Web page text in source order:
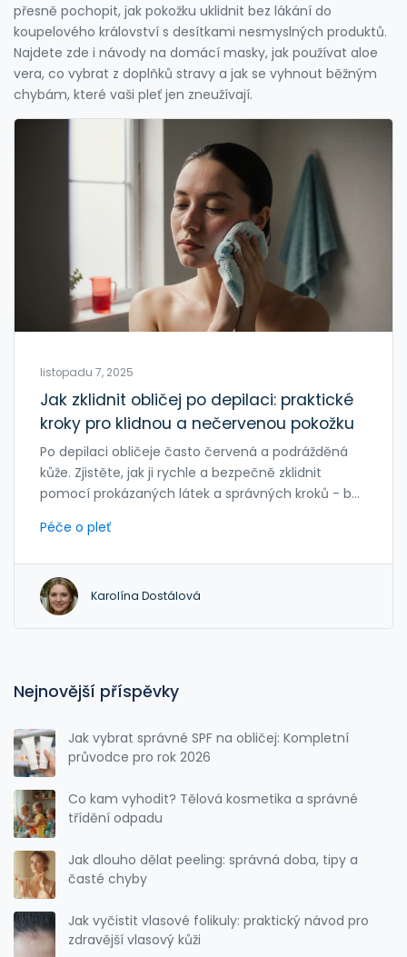
přesně pochopit, jak pokožku uklidnit bez lákání do
koupelového království s desítkami nesmyslných produktů.
Najdete zde i návody na domácí masky, jak používat aloe
vera, co vybrat z doplňků stravy a jak se vyhnout běžným
chybám, které vaši pleť jen zneužívají.
listopadu 7, 2025
Jak zklidnit obličej po depilaci: praktické
kroky pro klidnou a nečervenou pokožku
Po depilaci obličeje často červená a podrážděná
kůže. Zjistěte, jak ji rychle a bezpečně zklidnit
pomocí prokázaných látek a správných kroků - bez
Péče o pleť
Karolína Dostálová
Nejnovější příspěvky
Jak vybrat správné SPF na obličej: Kompletní
průvodce pro rok 2026
Co kam vyhodit? Tělová kosmetika a správné
třídění odpadu
Jak dlouho dělat peeling: správná doba, tipy a
časté chyby
Jak vyčistit vlasové folikuly: praktický návod pro
zdravější vlasový kůži